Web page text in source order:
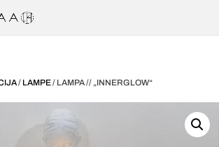
/ LAMPE/ LAMPA // „INNERGLOW“